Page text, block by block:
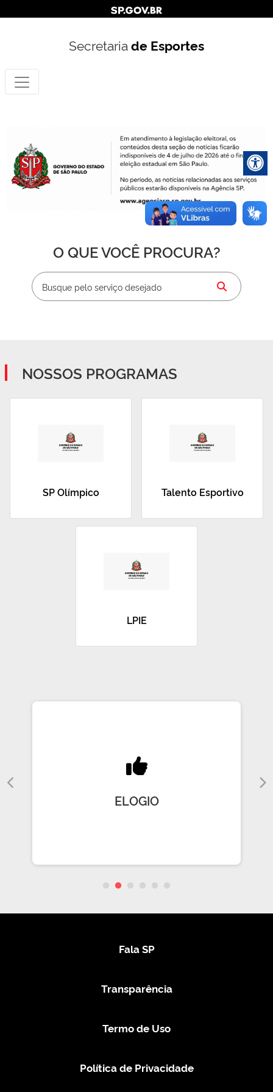
Secretariade Esportes
O QUE VOCÊ PROCURA?
NOSSOS PROGRAMAS
SP Olímpico Talento Esportivo
LPIE
ELOGIO
Fala SP
Transparência
Termo de Uso
Política de Privacidade